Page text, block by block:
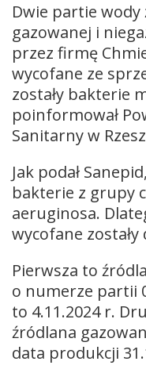
Dwie partie
gazowanej i
przez firmę
wycofane ze
zostały bakterie
poinformował
Sanitarny w
Jak podał
bakterie z grupy
aeruginosa.
wycofane
Pierwsza to
o numerze partii
to 4.11.2024 r.
źródlana
data produkcji